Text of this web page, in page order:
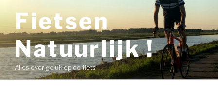
inhoud
Fietsen
Natuurlijk !
Alles over geluk op de fiets